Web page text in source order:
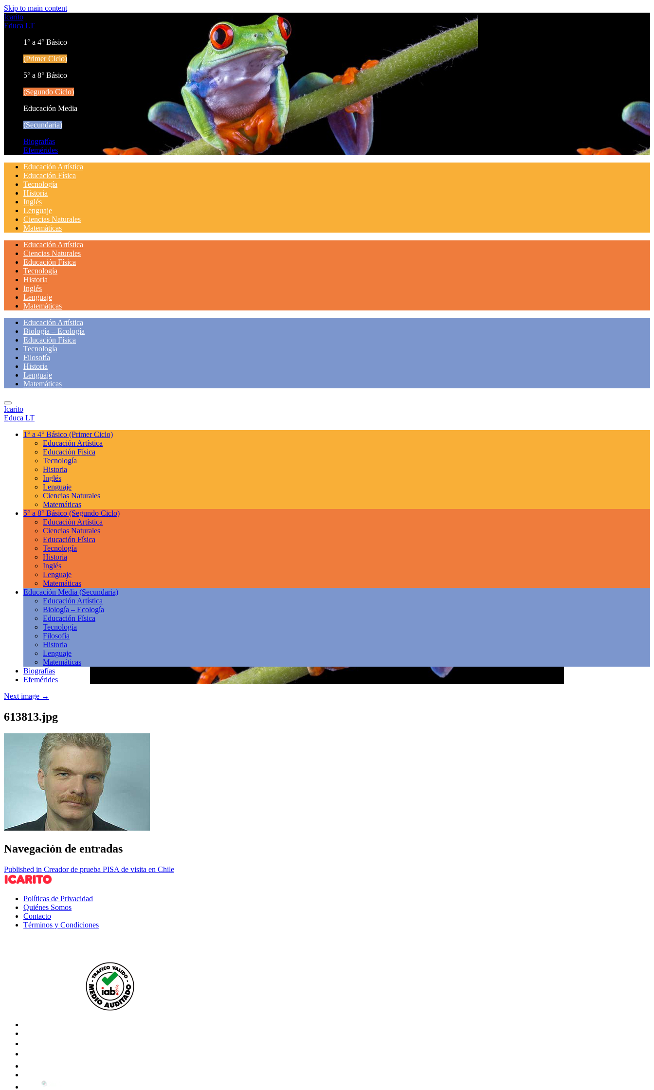
Skip to main content
Icarito
Educa LT
1° a 4° Básico
(Primer Ciclo)
5° a 8° Básico
(Segundo Ciclo)
Educación Media
(Secundaria)
Biografías
Efemérides
Educación Artística
Educación Física
Tecnología
Historia
Inglés
Lenguaje
Ciencias Naturales
Matemáticas
Educación Artística
Ciencias Naturales
Educación Física
Tecnología
Historia
Inglés
Lenguaje
Matemáticas
Educación Artística
Biología – Ecología
Educación Física
Tecnología
Filosofía
Historia
Lenguaje
Matemáticas
Icarito
Educa LT
1° a 4° Básico (Primer Ciclo)
Educación Artística
Educación Física
Tecnología
Historia
Inglés
Lenguaje
Ciencias Naturales
Matemáticas
5° a 8° Básico (Segundo Ciclo)
Educación Artística
Ciencias Naturales
Educación Física
Tecnología
Historia
Inglés
Lenguaje
Matemáticas
Educación Media (Secundaria)
Educación Artística
Biología – Ecología
Educación Física
Tecnología
Filosofía
Historia
Lenguaje
Matemáticas
Biografías
Efemérides
Next image →
613813.jpg
Navegación de entradas
Published in Creador de prueba PISA de visita en Chile
Políticas de Privacidad
Quiénes Somos
Contacto
Términos y Condiciones